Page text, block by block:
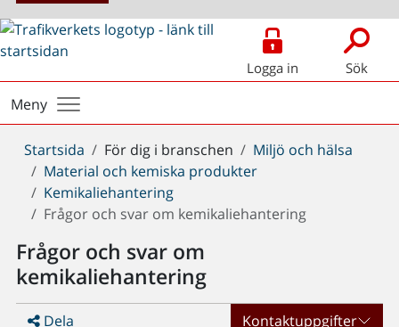
Logga in Sök
Meny
Du
är
här:
Startsida För dig i branschen
Miljö och hälsa
Material och kemiska produkter
Kemikaliehantering
Frågor och svar om kemikaliehantering
Frågor och svar om
kemikaliehantering
Dela Kontaktuppgifter